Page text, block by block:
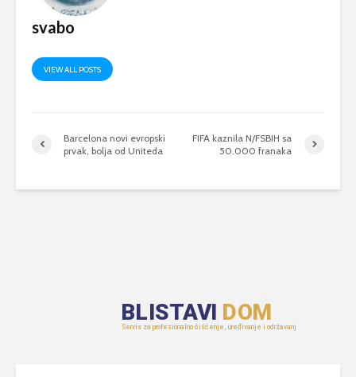
svabo
VIEW ALL POSTS
Barcelona novi evropski
prvak, bolja od Uniteda
FIFA kaznila N/FSBIH sa
50.000 franaka